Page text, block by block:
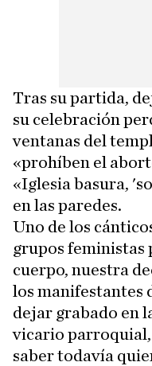
Tras su partida,
su celebración
ventanas del
«prohíben el
«Iglesia basura,
en las paredes.
Uno de los
grupos feministas
cuerpo, nuestra
los manifestantes
dejar grabado en
vicario parroquial,
saber todavía